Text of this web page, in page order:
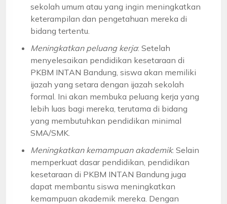
sekolah umum atau yang ingin meningkatkan
keterampilan dan pengetahuan mereka di
bidang tertentu.
Meningkatkan peluang kerja: Setelah
menyelesaikan pendidikan kesetaraan di
PKBM INTAN Bandung, siswa akan memiliki
ijazah yang setara dengan ijazah sekolah
formal. Ini akan membuka peluang kerja yang
lebih luas bagi mereka, terutama di bidang
yang membutuhkan pendidikan minimal
SMA/SMK.
Meningkatkan kemampuan akademik: Selain
memperkuat dasar pendidikan, pendidikan
kesetaraan di PKBM INTAN Bandung juga
dapat membantu siswa meningkatkan
kemampuan akademik mereka. Dengan